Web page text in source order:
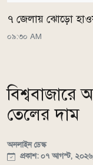
৭ জেলায় ঝোড়ো
০৯:৩০ AM
বিশ্ববাজারে
তেলের দাম
অনলাইন ডেস্ক
প্রকাশ: ০৭ আগস্ট,